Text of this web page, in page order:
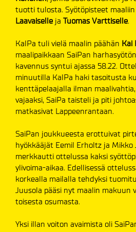
tuotti tulosta. Syötöpisteet
Laavaiselle ja Tuomas Varttiselle.
KalPa tuli vielä maalin päähän Kai
maalipaikkaan SaiPan
kavennus syntui ajassa 58.22.
minuutilla KalPa haki tasoitusta
kenttäpelaajalla ilman
vajaaksi, SaiPa taisteli ja piti
matkasivat Lappeenrantaan.
SaiPan joukkueesta erottuivat
hyökkääjät Eemil Erholtz ja Mikko
merkkautti ottelussa kaksi
ylivoima-aikaa. Edellisessä
korkealla mailalla tehdyksi
Juusola pääsi nyt maalin makuun
toisesta osumasta.
Yksi illan voiton avaimista oli